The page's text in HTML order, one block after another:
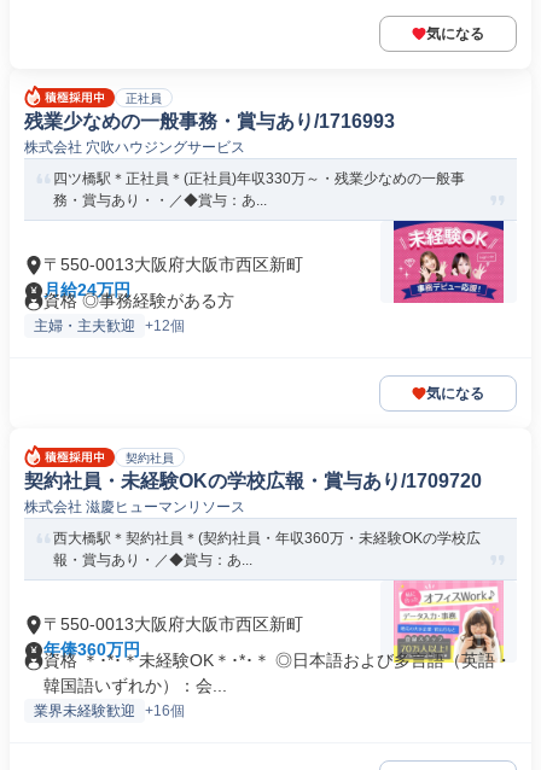
気になる
正社員
残業少なめの一般事務・賞与あり/1716993
株式会社 穴吹ハウジングサービス
四ツ橋駅＊正社員＊(正社員)年収330万～・残業少なめの一般事
務・賞与あり・・／◆賞与：あ...
〒550-0013大阪府大阪市西区新町
月給24万円
資格 ◎事務経験がある方
主婦・主夫歓迎 +12個
気になる
契約社員
契約社員・未経験OKの学校広報・賞与あり/1709720
株式会社 滋慶ヒューマンリソース
西大橋駅＊契約社員＊(契約社員・年収360万・未経験OKの学校広
報・賞与あり・／◆賞与：あ...
〒550-0013大阪府大阪市西区新町
年俸360万円
資格 ＊･*･＊未経験OK＊･*･＊ ◎日本語および多言語（英語・
韓国語いずれか）：会...
業界未経験歓迎 +16個